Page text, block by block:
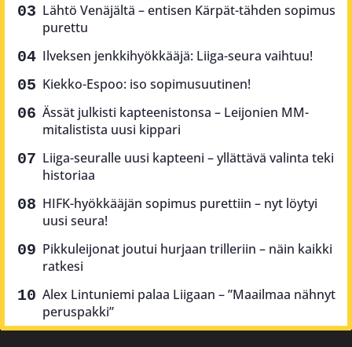
Lähtö Venäjältä – entisen Kärpät-tähden sopimus
purettu
Ilveksen jenkkihyökkääjä: Liiga-seura vaihtuu!
Kiekko-Espoo: iso sopimusuutinen!
Ässät julkisti kapteenistonsa – Leijonien MM-
mitalistista uusi kippari
Liiga-seuralle uusi kapteeni – yllättävä valinta teki
historiaa
HIFK-hyökkääjän sopimus purettiin – nyt löytyi
uusi seura!
Pikkuleijonat joutui hurjaan trilleriin – näin kaikki
ratkesi
Alex Lintuniemi palaa Liigaan – ”Maailmaa nähnyt
peruspakki”